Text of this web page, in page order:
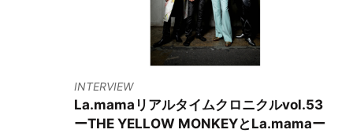
INTERVIEW
La.mamaリアルタイムクロニクルvol.53
ーTHE YELLOW MONKEYとLa.mamaー